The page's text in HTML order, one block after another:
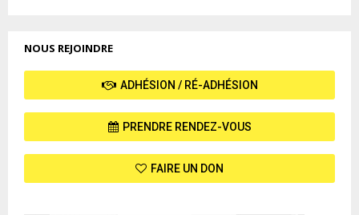
NOUS REJOINDRE
ADHÉSION / RÉ-ADHÉSION
PRENDRE RENDEZ-VOUS
FAIRE UN DON